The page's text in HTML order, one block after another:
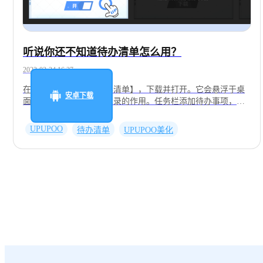
安卓下载
听说你还不知道待办清单怎么用？
2022-03-24 16:37
在【组件】中找到【待办清单】，下载并打开。它会悬浮于桌
面，起到一个类似于备忘录的作用。任务栏添加待办事项，可
项。点击右上角进入设置界面，可自主选择颜色、透明度等个
性化设置。还可开启桌面宠物小欧，与其搭配使用哦~
UPUPOO 待办清单 UPUPOO美化